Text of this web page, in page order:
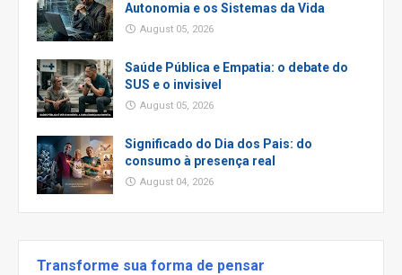
Autonomia e os Sistemas da Vida
August 05, 2026
Saúde Pública e Empatia: o debate do
SUS e o invisivel
August 05, 2026
Significado do Dia dos Pais: do
consumo à presença real
August 04, 2026
Transforme sua forma de pensar